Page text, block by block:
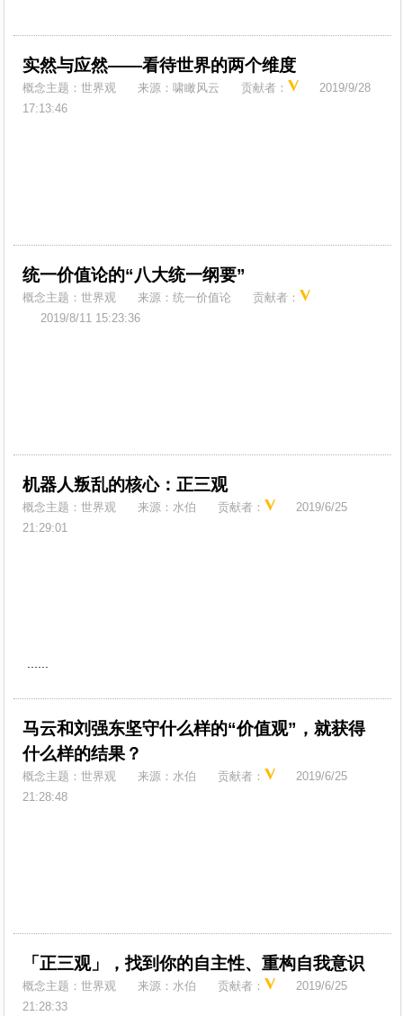
实然与应然——看待世界的两个维度
概念主题：世界观 来源： 啸瞰风云 贡献者：
2019/9/28
17:13:46
统一价值论的“八大统一纲要”
概念主题：世界观 来源：统一价值论
贡献者：
2019/8/11 15:23:36
机器人叛乱的核心：正三观
概念主题：世界观 来源： 水伯 贡献者：
2019/6/25
21:29:01
马云和刘强东坚守什么样的“价值观”，就获得
什么样的结果？
概念主题：世界观 来源： 水伯 贡献者：
2019/6/25
21:28:48
「正三观」，找到你的自主性、重构自我意识
概念主题：世界观 来源： 水伯 贡献者：
2019/6/25
21:28:33